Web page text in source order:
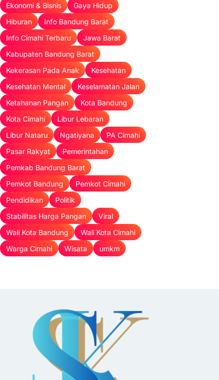
Ekonomi & Bisnis
Gaya Hidup
Hiburan
Info Bandung Barat
Info Cimahi Terbaru
Jawa Barat
Kabupaten Bandung Barat
Kekerasan Pada Anak
Kesehatan
Kesehatan Mental
Keselamatan Jalan
Ketahanan Pangan
Kota Bandung
Kota Cimahi
Libur Lebaran
Libur Nataru
Ngatiyana
PA Cimahi
Pasar Rakyat
Pemerintahan
Pemkab Bandung Barat
Pemkot Bandung
Pemkot Cimahi
Pendidikan
Politik
Stabilitas Harga Pangan
Viral
Wali Kota Bandung
Wali Kota Cimahi
Warga Cimahi
Wisata umkm